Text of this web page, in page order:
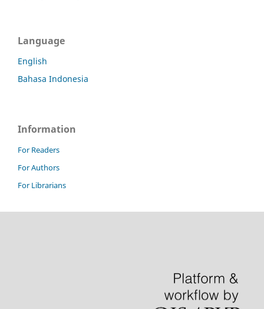
Language
English
Bahasa Indonesia
Information
For Readers
For Authors
For Librarians